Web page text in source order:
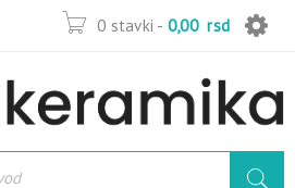
0 stavki - 0,00 rsd